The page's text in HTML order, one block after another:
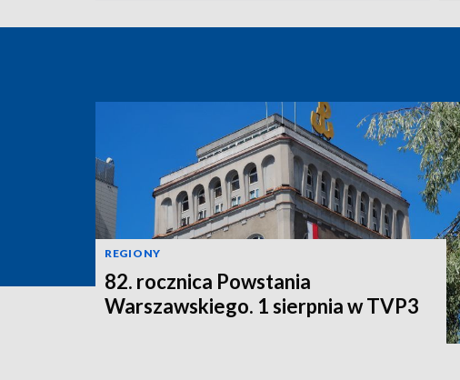
REGIONY
82. rocznica Powstania
Warszawskiego. 1 sierpnia w TVP3